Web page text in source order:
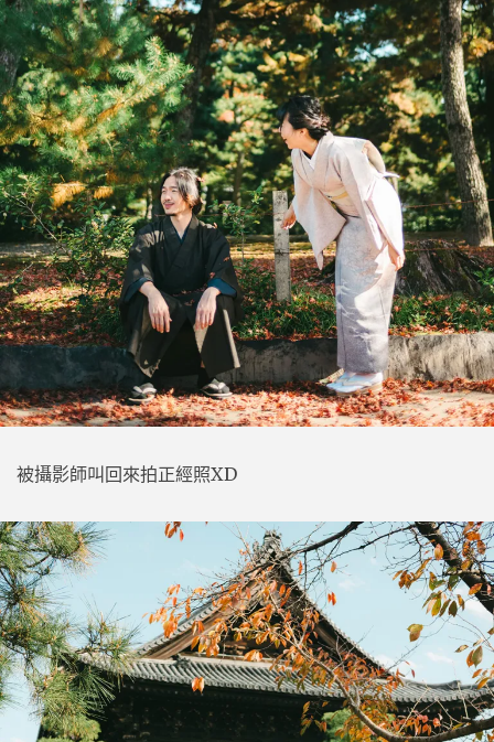
被攝影師叫回來拍正經照XD